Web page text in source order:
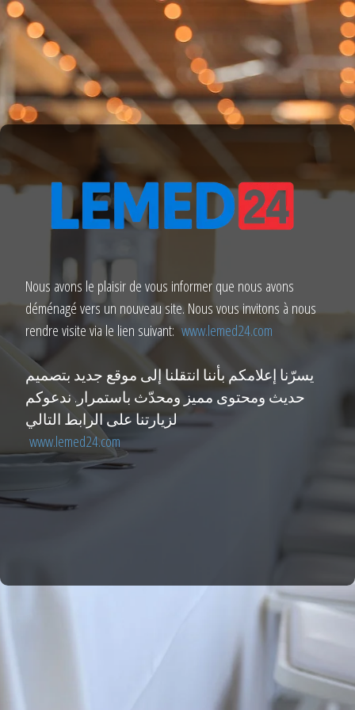
Nous avons le plaisir de vous informer que nous avons
déménagé vers un nouveau site. Nous vous invitons à nous
rendre visite via le lien suivant:www.lemed24.com
يسرّنا إعلامكم بأننا انتقلنا إلى موقع جديد بتصميم
حديث ومحتوى مميز ومحدّث باستمرار. ندعوكم
لزيارتنا على الرابط التالي
www.lemed24.com